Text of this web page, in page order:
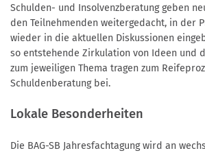
Schulden- und Insolvenzberatung geben
den Teilnehmenden weitergedacht, in der
wieder in die aktuellen Diskussionen
so entstehende Zirkulation von Ideen und
zum jeweiligen Thema tragen zum
Schuldenberatung bei.
Lokale Besonderheiten
Die BAG-SB Jahresfachtagung wird an